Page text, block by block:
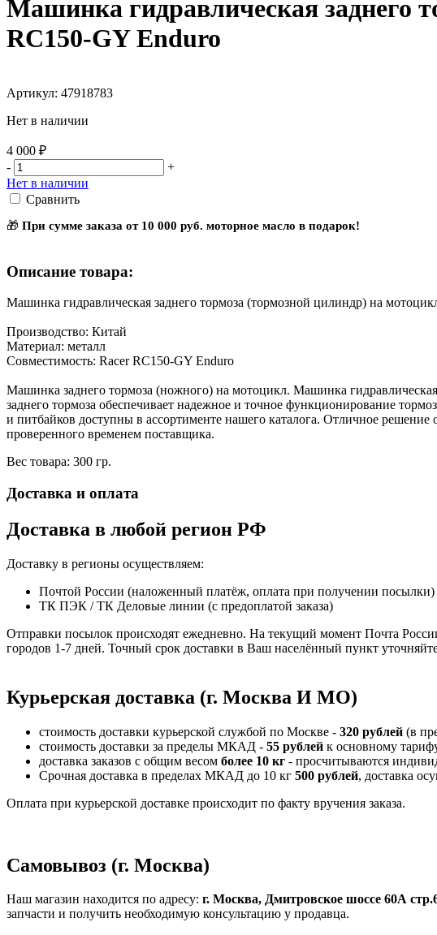
Машинка гидравлическая заднего
RC150-GY Enduro
Артикул: 47918783
Нет в наличии
4 000 ₽
-
+
Нет в наличии
Сравнить
🎁 При сумме заказа от 10 000 руб. моторное масло в подарок!
Описание товара:
Машинка гидравлическая заднего тормоза (тормозной цилиндр) на
Производство: Китай
Материал: металл
Совместимость: Racer RC150-GY Enduro
Машинка заднего тормоза (ножного) на мотоцикл. Машинка
заднего тормоза обеспечивает надежное и точное функционирование
и питбайков доступны в ассортименте нашего каталога. Отличное
проверенного временем поставщика.
Вес товара: 300 гр.
Доставка и оплата
Доставка в любой регион РФ
Доставку в регионы осуществляем:
Почтой России (наложенный платёж, оплата при получении посылки)
ТК ПЭК / ТК Деловые линии (с предоплатой заказа)
Отправки посылок происходят ежедневно. На текущий момент Почта
городов 1-7 дней. Точный срок доставки в Ваш населённый пункт
Курьерская доставка (г. Москва И МО)
стоимость доставки курьерской службой по Москве - 320 рублей (в
стоимость доставки за пределы МКАД - 55 рублей к основному
доставка заказов с общим весом более 10 кг - просчитываются
Срочная доставка в пределах МКАД до 10 кг 500 рублей, доставка
Оплата при курьерской доставке происходит по факту вручения заказа.
Самовывоз (г. Москва)
Наш магазин находится по адресу: г. Москва, Дмитровское шоссе 60А
запчасти и получить необходимую консультацию у продавца.